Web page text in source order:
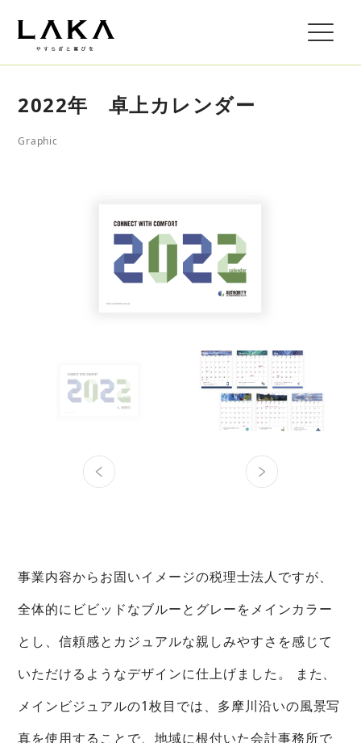
2022年 卓上カレンダー
Graphic
事業内容からお固いイメージの税理士法人ですが、
全体的にビビッドなブルーとグレーをメインカラー
とし、信頼感とカジュアルな親しみやすさを感じて
いただけるようなデザインに仕上げました。 また、
メインビジュアルの1枚目では、多摩川沿いの風景写
真を使用することで、地域に根付いた会計事務所で